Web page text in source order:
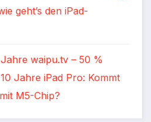
geht’s den iPad-
waipu.tv – 50 %
10 Jahre iPad Pro: Kommt
M5-Chip?